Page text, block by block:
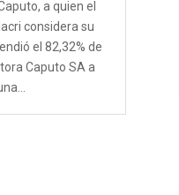
a quien el
considera su
el 82,32% de
Caputo SA a